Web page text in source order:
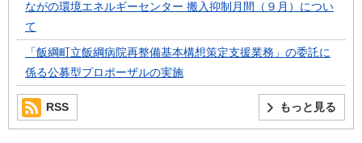
ながの環境エネルギーセンター 搬入抑制月間（９月）につい
て
「飯綱町立飯綱病院再整備基本構想策定支援業務」の委託に
係る公募型プロポーザルの実施
もっと見る
RSS